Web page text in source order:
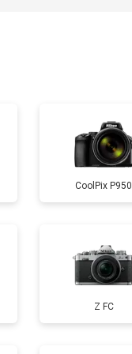
CoolPix P950
Z FC